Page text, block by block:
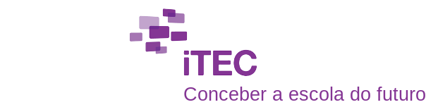
Conceber a escola do futuro